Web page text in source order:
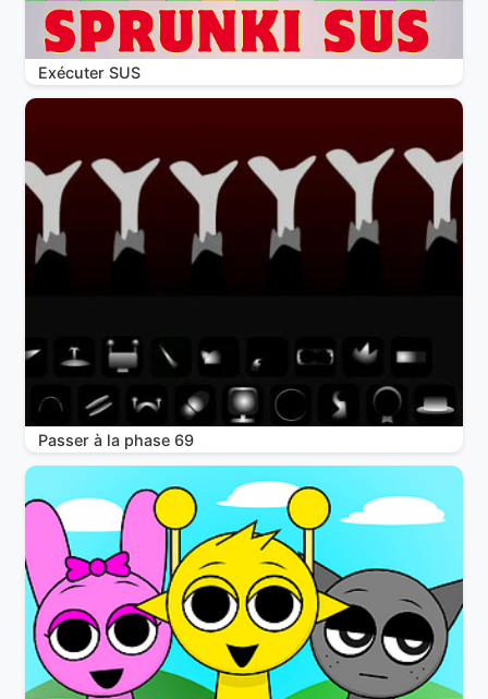
Exécuter SUS
Passer à la phase 69